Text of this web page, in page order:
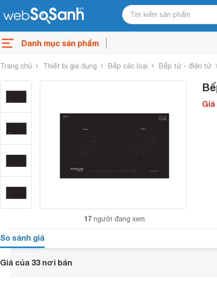
Danh mục sản phẩm
Trang chủ Thiết bị gia dụng Bếp các loại Bếp từ - điện từ
17 người đang xem
Giá
So sánh giá
Giá của 33 nơi bán